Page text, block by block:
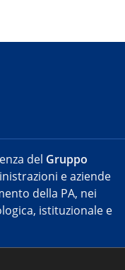
del Gruppo
e aziende
della PA, nei
istituzionale e